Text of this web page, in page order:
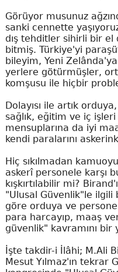
Görüyor musunuz
sanki cennette
dış tehditler sihirli bir
bitmiş. Türkiye'yi
bileyim, Yeni
yerlere götürmüşler,
komşusu ile hiçbir
Dolayısı ile artık
sağlık, eğitim ve iç
mensuplarına da iyi
kendi paralarını
Hiç sıkılmadan
askerî personele karşı
kışkırtılabilir mi?
"Ulusal Güvenlik"le ilgili
göre orduya ve
para harcayıp, maaş
güvenlik" kavramını bir
İşte takdir-i İlâhi; M.Ali
Mesut Yılmaz'ın tekrar